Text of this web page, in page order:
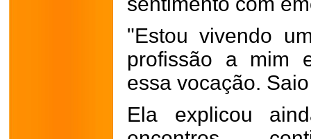
"Estou vivendo
profissão a mim
essa vocação.
Ela explicou